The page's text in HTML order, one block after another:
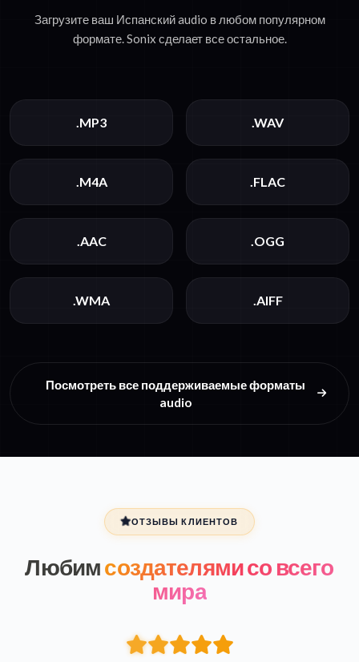
Загрузите ваш Испанский audio в любом популярном
формате. Sonix сделает все остальное.
.MP3 .WAV
.M4A .FLAC
.AAC .OGG
.WMA .AIFF
Посмотреть все поддерживаемые форматы
audio
ОТЗЫВЫ КЛИЕНТОВ
Любимсоздателями со всего
мира